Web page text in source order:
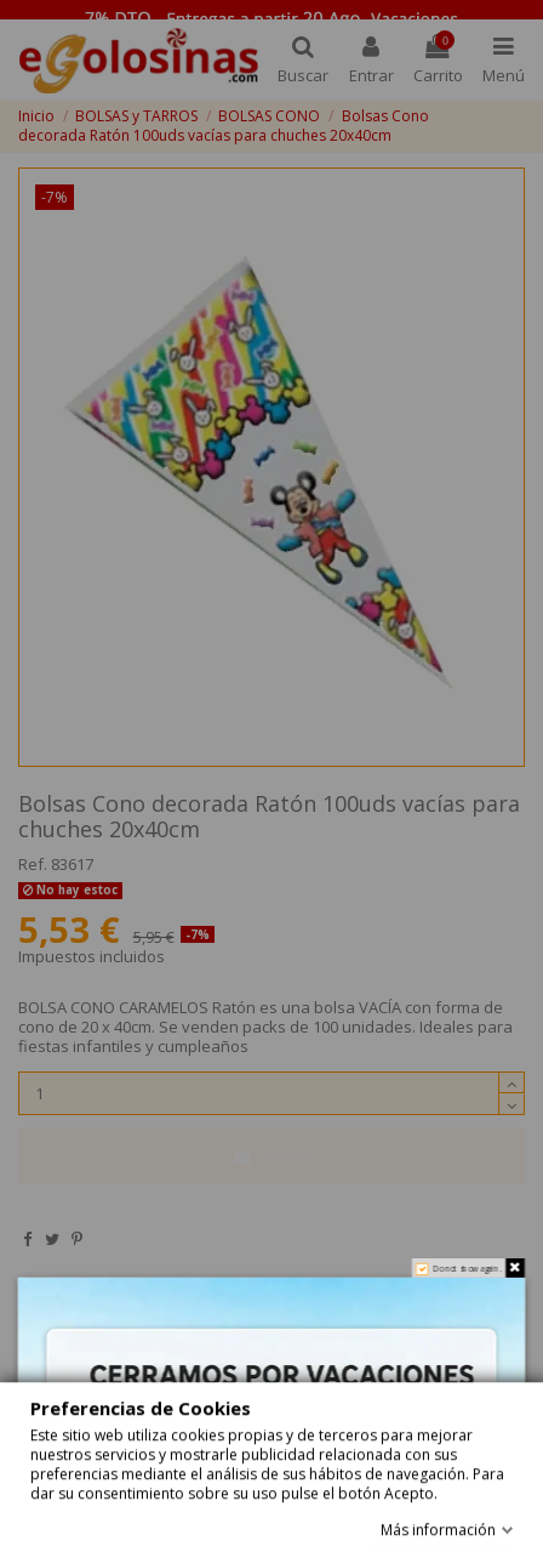
Buscar Entrar
0
Carrito Menú
Inicio BOLSAS y TARROS BOLSAS CONO
Bolsas Cono
decorada Ratón 100uds vacías para chuches 20x40cm
-7%
Bolsas Cono decorada Ratón 100uds vacías para
chuches 20x40cm
Ref. 83617
No hay estoc
5,53 € 5,95 € -7%
Impuestos incluidos
BOLSA CONO CARAMELOS Ratón es una bolsa VACÍA con forma de
cono de 20 x 40cm. Se venden packs de 100 unidades. Ideales para
fiestas infantiles y cumpleaños
Bolsas Cono decorada Ratón 100uds vacías para
chuches 20x40cm
BOLSA CONO CARAMELOS Ratón es una bolsa VACÍA con forma de
cono de 20 x 40cm. Se venden packs de 100 unidades. Ideales para
Do not show again.
Preferencias de Cookies
Este sitio web utiliza cookies propias y de terceros para mejorar
nuestros servicios y mostrarle publicidad relacionada con sus
preferencias mediante el análisis de sus hábitos de navegación. Para
dar su consentimiento sobre su uso pulse el botón Acepto.
Más información